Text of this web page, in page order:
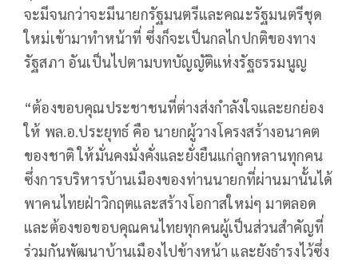
จะมีจนกว่าจะมีนายกรัฐมนตรีและคณะรัฐมนตรีชุด
ใหม่เข้ามาทำหน้าที่ ซึ่งก็จะเป็นกลไกปกติของทาง
รัฐสภา อันเป็นไปตามบทบัญญัติแห่งรัฐธรรมนูญ
“ต้องขอบคุณประชาชนที่ต่างส่งกำลังใจและยกย่อง
ให้ พล.อ.ประยุทธ์ คือ นายกผู้วางโครงสร้างอนาคต
ของชาติ ให้มั่นคงมั่งคั่งและยั่งยืนแก่ลูกหลานทุกคน
ซึ่งการบริหารบ้านเมืองของท่านนายกที่ผ่านมานั้นได้
พาคนไทยฝ่าวิกฤตและสร้างโอกาสใหม่ๆ มาตลอด
และต้องขอขอบคุณคนไทยทุกคนผู้เป็นส่วนสำคัญที่
ร่วมกันพัฒนาบ้านเมืองไปข้างหน้า และยังธำรงไว้ซึ่ง